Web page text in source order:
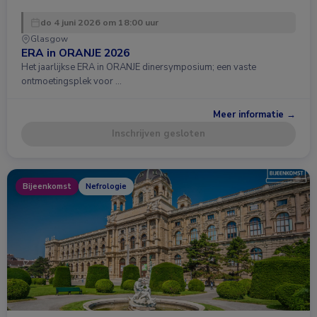
do 4 juni 2026 om 18:00 uur
Glasgow
ERA in ORANJE 2026
Het jaarlijkse ERA in ORANJE dinersymposium; een vaste
ontmoetingsplek voor …
Meer informatie →
Inschrijven gesloten
Bijeenkomst Nefrologie